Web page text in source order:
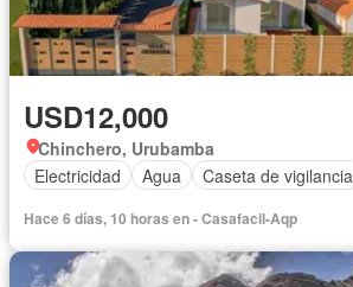
USD12,000
Chinchero, Urubamba
Electricidad
Agua Caseta de vigilancia
Hace 6 días, 10 horas en - Casafacil-Aqp